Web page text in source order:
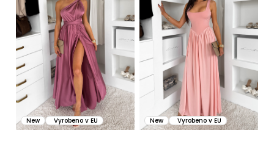
New Vyrobeno v EU New Vyrobeno v EU